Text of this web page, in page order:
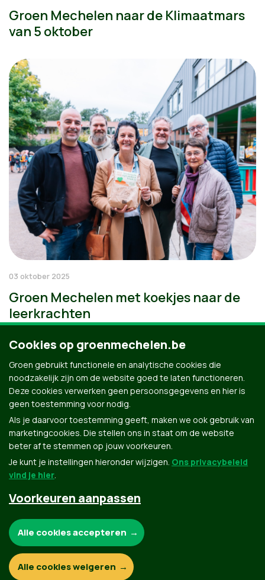
Groen Mechelen naar de Klimaatmars
van 5 oktober
03 oktober 2025
Groen Mechelen met koekjes naar de
leerkrachten
Groen.be
© Copyright Groen 2026 | Gemaakt met NationBuilder
Contact Privacybeleid
Cookies op groenmechelen.be
Groen gebruikt functionele en analytische cookies die
noodzakelijk zijn om de website goed te laten functioneren.
Deze cookies verwerken geen persoonsgegevens en hier is
geen toestemming voor nodig.
Als je daarvoor toestemming geeft, maken we ook gebruik van
marketingcookies. Die stellen ons in staat om de website
beter af te stemmen op jouw voorkeuren.
Je kunt je instellingen hieronder wijzigen. Ons privacybeleid
vind je hier.
Voorkeuren aanpassen
Functionele en analytische cookies:
Alle cookies accepteren
Alle cookies weigeren